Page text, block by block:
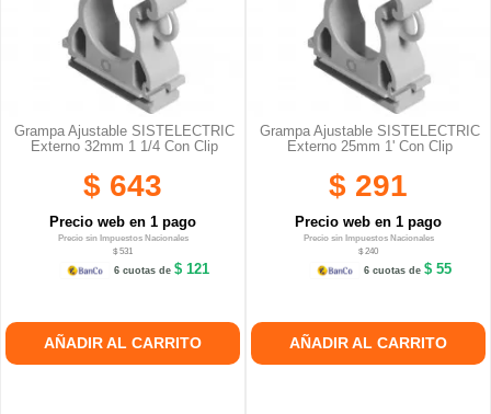
Grampa Ajustable SISTELECTRIC
Externo 32mm 1 1/4 Con Clip
$ 643
Precio web en 1 pago
Precio sin Impuestos Nacionales
$ 531
6 cuotas de$ 121
AÑADIR AL CARRITO
Grampa Ajustable SISTELECTRIC
Externo 25mm 1' Con Clip
$ 291
Precio web en 1 pago
Precio sin Impuestos Nacionales
$ 240
6 cuotas de $ 55
AÑADIR AL CARRITO